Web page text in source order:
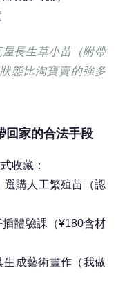
長生草小苗（附帶
態比淘寶賣的強多
回家的合法手段
收藏：
選購人工繁殖苗（認
體驗課（¥180含材
生成藝術畫作（我做